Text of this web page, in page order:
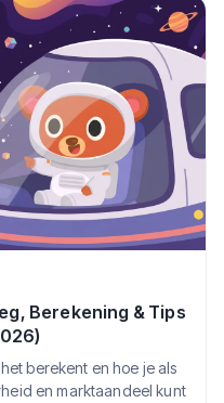
Berekening & Tips
berekent en hoe je als
en marktaandeel kunt